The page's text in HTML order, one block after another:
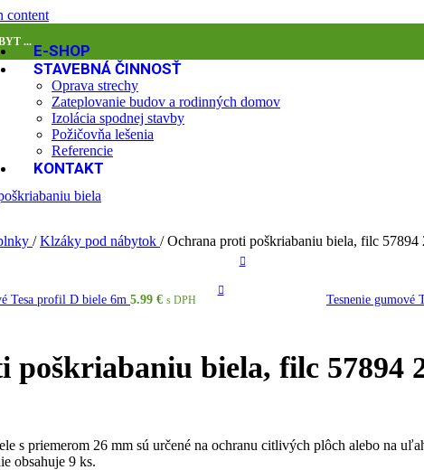
content
... E-SHOP
STAVEBNÁ ČINNOSŤ
Oprava strechy
Zateplovanie budov a rodinných domov
Izolácia spodnej stavby
Požičovňa lešenia
Referencie
KONTAKT
/ Klzáky pod nábytok / Ochrana proti poškriabaniu biela, filc 57894
Tesa profil D biele 6m 5.99 € s DPH Tesnenie gumové
poškriabaniu biela, filc 57894
s priemerom 26 mm sú určené na ochranu citlivých plôch alebo na
obsahuje 9 ks.